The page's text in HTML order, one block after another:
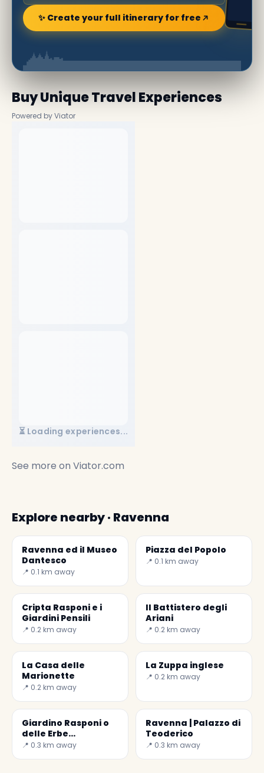
✨ Create your full itinerary for free
Buy Unique Travel Experiences
Powered by Viator
⏳ Loading experiences...
See more on Viator.com
Explore nearby · Ravenna
Ravenna ed il Museo
Dantesco
📍 0.1 km away
Piazza del Popolo
📍 0.1 km away
Cripta Rasponi e i
Giardini Pensili
📍 0.2 km away
Il Battistero degli
Ariani
📍 0.2 km away
La Casa delle
Marionette
📍 0.2 km away
La Zuppa inglese
📍 0.2 km away
Giardino Rasponi o
delle Erbe
Dimenticate
📍 0.3 km away
Ravenna | Palazzo di
Teoderico
📍 0.3 km away